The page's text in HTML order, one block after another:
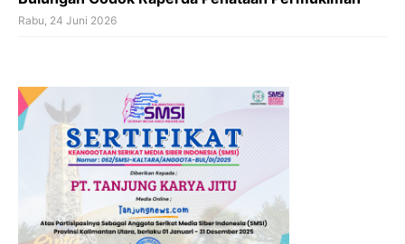
Rabu, 24 Juni 2026